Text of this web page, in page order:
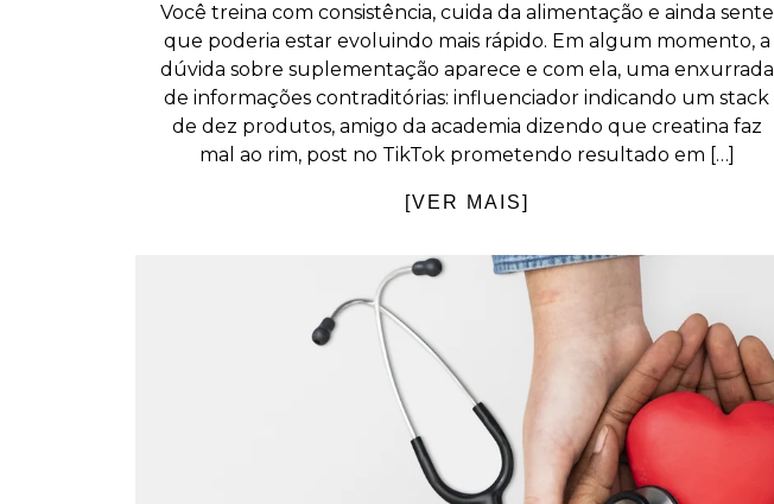
Você treina com consistência, cuida da alimentação e ainda sente
que poderia estar evoluindo mais rápido. Em algum momento, a
dúvida sobre suplementação aparece e com ela, uma enxurrada
de informações contraditórias: influenciador indicando um stack
de dez produtos, amigo da academia dizendo que creatina faz
mal ao rim, post no TikTok prometendo resultado em […]
[VER MAIS]